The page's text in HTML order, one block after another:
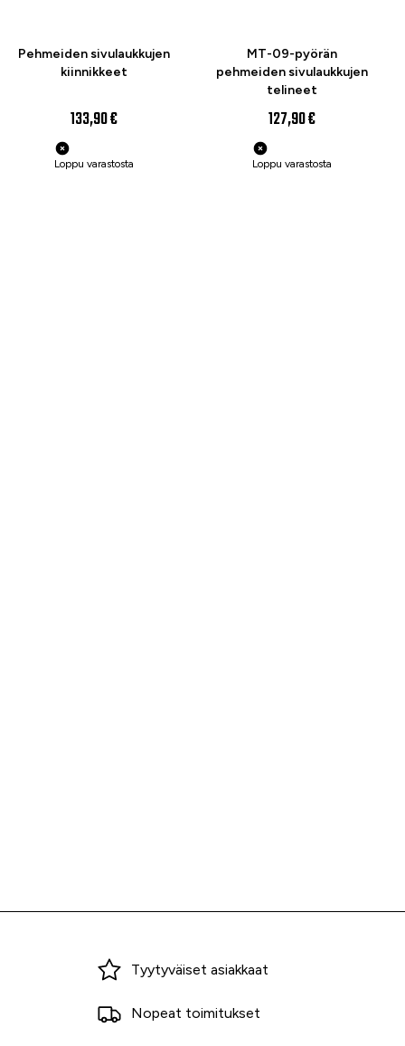
Pehmeiden sivulaukkujen
kiinnikkeet
133,90 €
Loppu varastosta
MT-09-pyörän
pehmeiden sivulaukkujen
telineet
127,90 €
Loppu varastosta
Miksi ostaa Tarvikekeskuksesta?
Tyytyväiset asiakkaat
Nopeat toimitukset